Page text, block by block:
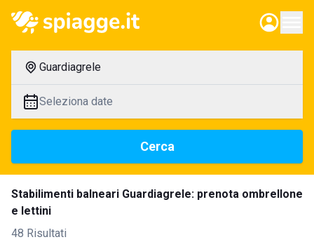
Guardiagrele
Seleziona date
Cerca
Stabilimenti balneari Guardiagrele: prenota ombrellone
e lettini
48 Risultati